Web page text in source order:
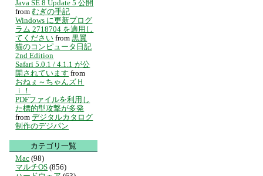
Java SE 8 Update 5 公開
from むぎの手記
Windows に更新プログ
ラム 2718704 を適用し
てください from 黒翼
猫のコンピュータ日記
2nd Edition
Safari 5.0.1 / 4.1.1 が公
開されています from
おねぇ～ちゃんズＨ
ｉ！
PDFファイルを利用し
た標的型攻撃が多発
from デジタルカタログ
制作のデジパン
カテゴリ一覧
Mac (98)
マルチOS (856)